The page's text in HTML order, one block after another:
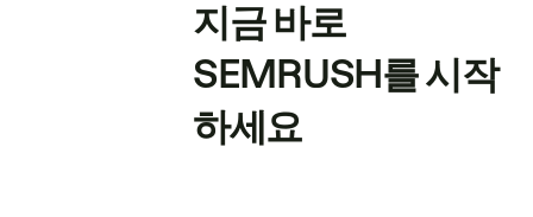
지금 바로
SEMRUSH를 시작
하세요